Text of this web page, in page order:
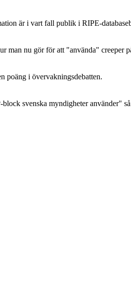
är i vart fall publik i RIPE-
man nu gör för att "använda" creeper
poäng i övervakningsdebatten.
svenska myndigheter använder"